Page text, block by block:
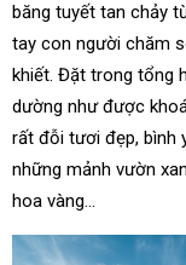
băng tuyết tan chảy
tay con người chăm
khiết. Đặt trong tổng
dường như được
rất đỗi tươi đẹp, bình
những mảnh vườn
hoa vàng...